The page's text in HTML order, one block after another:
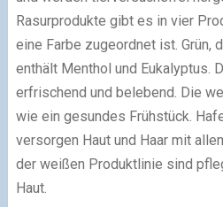
Rasurprodukte gibt es in vier
eine Farbe zugeordnet ist. Grün,
enthält Menthol und Eukalyptus.
erfrischend und belebend. Die
wie ein gesundes Frühstück.
versorgen Haut und Haar mit
der weißen Produktlinie sind
Haut.